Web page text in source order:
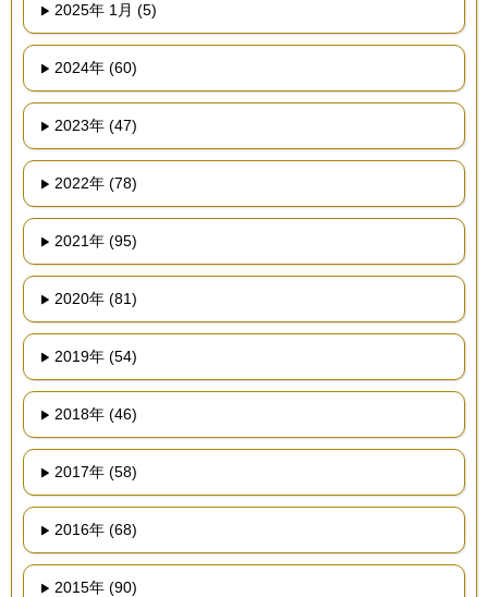
2025年 1月 (5)
2024年 (60)
2023年 (47)
2022年 (78)
2021年 (95)
2020年 (81)
2019年 (54)
2018年 (46)
2017年 (58)
2016年 (68)
2015年 (90)